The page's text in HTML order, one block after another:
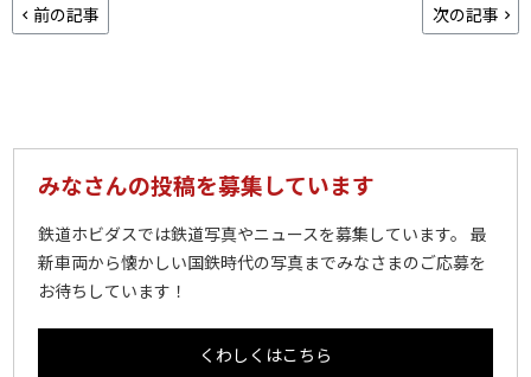
前の記事 次の記事
みなさんの投稿を募集しています
鉄道ホビダスでは鉄道写真やニュースを募集しています。 最
新車両から懐かしい国鉄時代の写真までみなさまのご応募を
お待ちしています！
くわしくはこちら